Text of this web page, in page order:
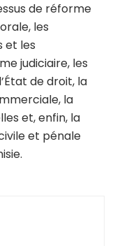
de réforme
les
et les
judiciaire, les
de droit, la
la
et, enfin, la
et pénale